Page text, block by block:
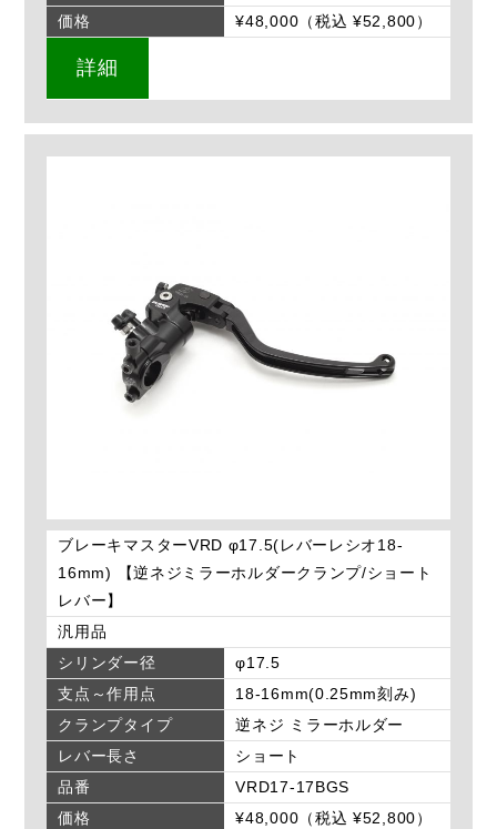
価格
¥48,000（税込 ¥52,800）
詳細
ブレーキマスターVRD φ17.5(レバーレシオ18-
16mm) 【逆ネジミラーホルダークランプ/ショート
レバー】
汎用品
シリンダー径
φ17.5
支点～作用点
18-16mm(0.25mm刻み)
クランプタイプ
逆ネジ ミラーホルダー
レバー長さ
ショート
品番
VRD17-17BGS
価格
¥48,000（税込 ¥52,800）